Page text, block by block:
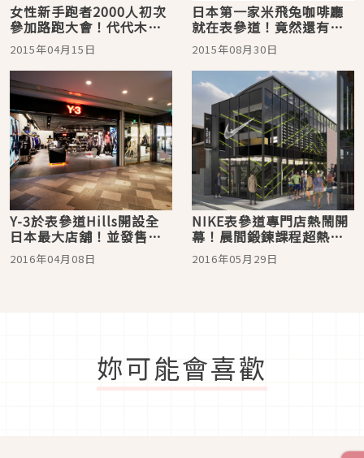
女性新手跑者2000人初次
參加路跑大會！代代木公
園、Laforet前、明治神
宮……穿梭在都市中的
「澀谷、表參道
Women’s Run」
2015年04月15日
日本第一家米飛兔咖啡廳
就在表參道！竟然還有給
大人吃的兒童餐。
2015年08月30日
Y-3於表參道Hills開設全
日本最大店舖！並發售限
量tshirt！
2016年04月08日
NIKE表參道專門店熱鬧開
幕！晨間鍛鍊課程超熱
門！
2016年05月29日
妳可能會喜歡